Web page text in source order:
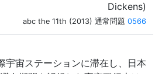
Dickens)
abc the 11th (2013) 通常問題 0566
宇宙ステーションに滞在し、日本